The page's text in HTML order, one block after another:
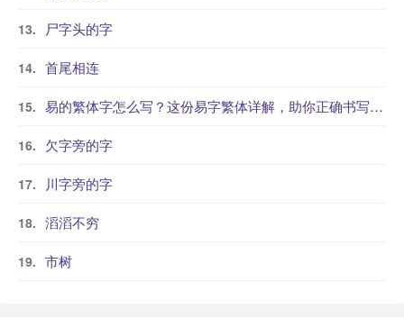
尸字头的字
首尾相连
易的繁体字怎么写？这份易字繁体详解，助你正确书写汉字_汉字繁体学习
欠字旁的字
川字旁的字
滔滔不穷
市树